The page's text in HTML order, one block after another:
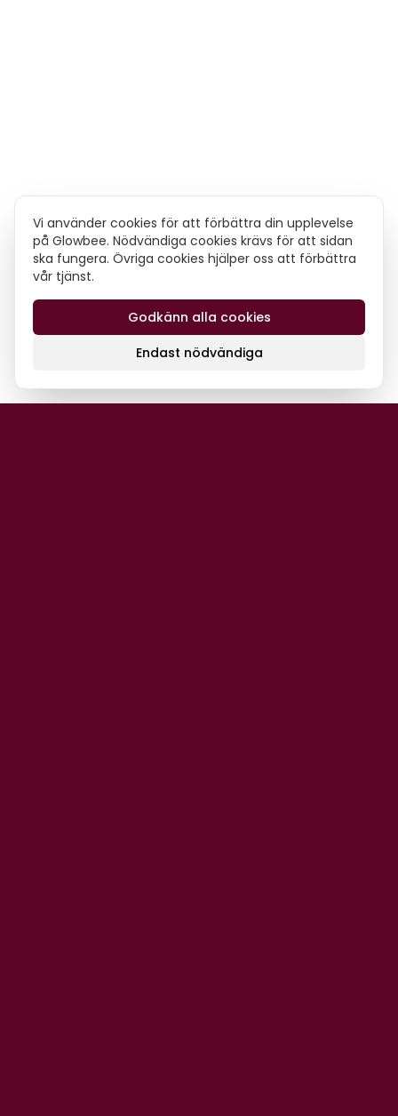
Vi använder cookies för att förbättra din upplevelse
på Glowbee. Nödvändiga cookies krävs för att sidan
ska fungera. Övriga cookies hjälper oss att förbättra
vår tjänst.
Endast nödvändiga
Godkänn alla cookies